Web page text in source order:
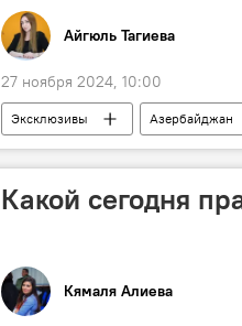
Айгюль Тагиева
27 ноября 2024, 10:00
Эксклюзивы Азербайджан
Образование
Экономика
Бизнес
Какой сегодня
Кямаля Алиева